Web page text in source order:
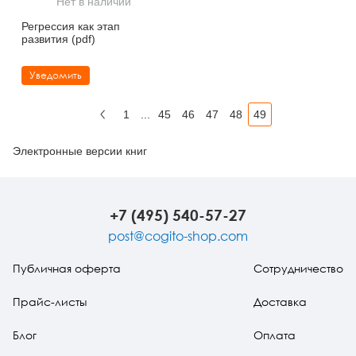
Сказкотерапия
Другие направления психотерапии
Классический, эриксоновский гипноз и НЛП
НЛП
Психофизиология
Социальная психология
Учебная литература
Классический и юнгианский психоанализ
Регрессия как этап
развития (pdf)
Уведомить
1 45 46 47 48 49
Электронные версии книг
+7 (495) 540-57-27
post@cogito-shop.com
Публичная оферта
Прайс-листы
Блог
Сотрудничество
Доставка
Оплата